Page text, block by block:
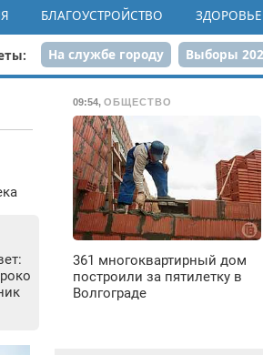
БЛАГОУСТРОЙСТВО ЗДОРОВЬЕ
На службе городу Выборы
09:54,ОБЩЕСТВО
361 многоквартирный дом
построили за пятилетку в
Волгограде